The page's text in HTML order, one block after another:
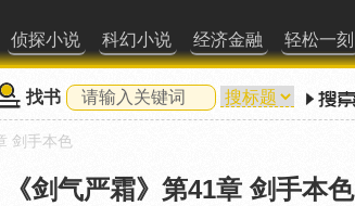
侦探小说 科幻小说 经济金融 轻松一刻
找书
剑手本色
《剑气严霜》 第41章 剑手本色